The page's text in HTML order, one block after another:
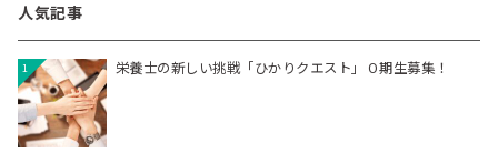
人気記事
1 栄養士の新しい挑戦「ひかりクエスト」０期生募集！